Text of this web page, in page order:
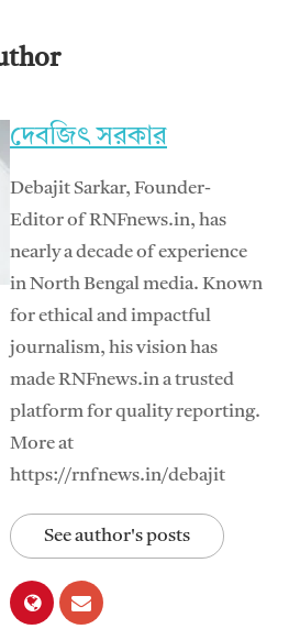
দেবজিৎ সরকার
Debajit Sarkar, Founder-
Editor of RNFnews.in, has
nearly a decade of experience
in North Bengal media. Known
for ethical and impactful
journalism, his vision has
made RNFnews.in a trusted
platform for quality reporting.
More at
https://rnfnews.in/debajit
See author's posts